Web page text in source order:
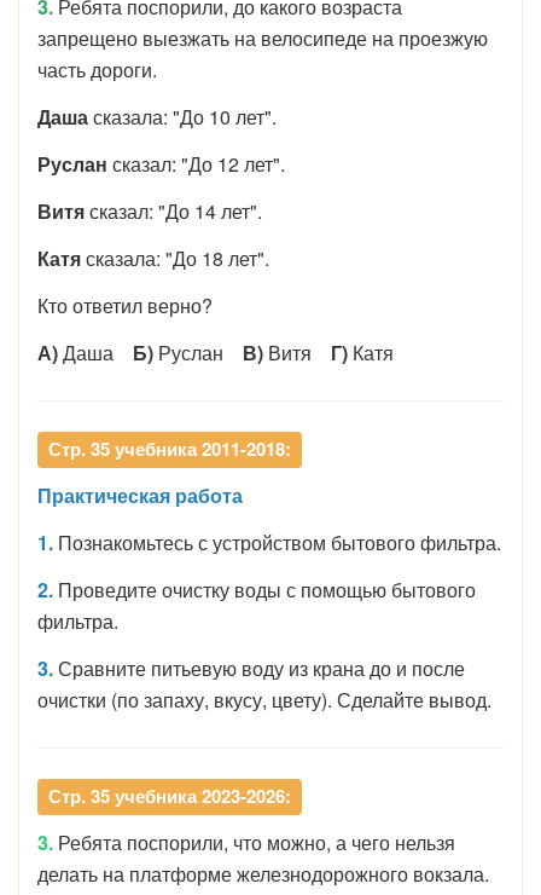
3. Ребята поспорили, до какого возраста
запрещено выезжать на велосипеде на проезжую
часть дороги.
Дашасказала: "До 10 лет".
Руслан сказал: "До 12 лет".
Витясказал: "До 14 лет".
Катясказала: "До 18 лет".
Кто ответил верно?
А)Даша Б) Руслан В) Витя Г) Катя
Стр. 35 учебника 2011-2018:
Практическая работа
1. Познакомьтесь с устройством бытового фильтра.
2. Проведите очистку воды с помощью бытового
фильтра.
3.Сравните питьевую воду из крана до и после
очистки (по запаху, вкусу, цвету). Сделайте вывод.
Стр. 35 учебника 2023-2026:
3. Ребята поспорили, что можно, а чего нельзя
делать на платформе железнодорожного вокзала.